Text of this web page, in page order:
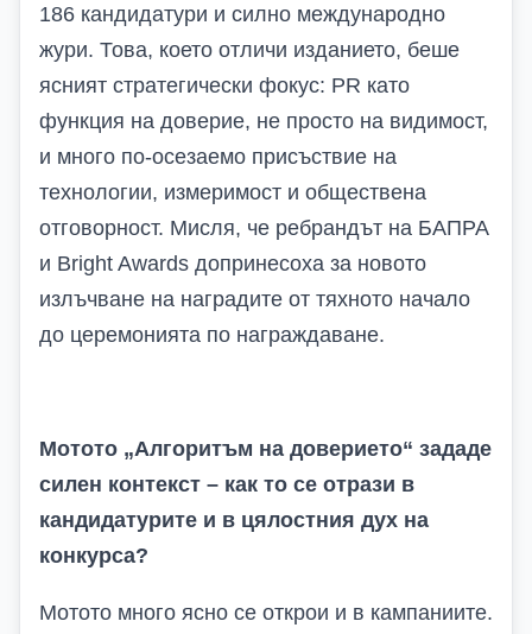
186 кандидатури и силно международно
жури. Това, което отличи изданието, беше
ясният стратегически фокус: PR като
функция на доверие, не просто на видимост,
и много по‑осезаемо присъствие на
технологии, измеримост и обществена
отговорност. Мисля, че ребрандът на БАПРА
и Bright Awards допринесоха за новото
излъчване на наградите от тяхното начало
до церемонията по награждаване.
Мотото „Алгоритъм на доверието“ зададе
силен контекст – как то се отрази в
кандидатурите и в цялостния дух на
конкурса?
Мотото много ясно се открои и в кампаниите.